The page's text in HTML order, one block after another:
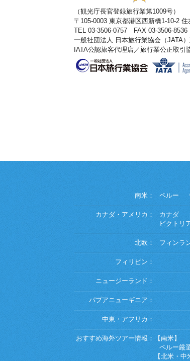
（観光庁長官登録旅行業第1009号）
〒105-0003 東京都港区西新橋1-10-2
TEL 03-3506-0757 FAX 03-3506-8536
一般社団法人 日本旅行業協会（JATA
IATA公認旅客代理店／旅行業公正取引
南米： ペルー
カナダ・アメリカ： カナダ
ビクトリ
北欧： フィンラ
フィリピン：
ニュージーランド：
パプアニューギニア：
中東・アフリカ：
おすすめ海外ツアー情報：
【南米】
ペルー厳
【北米・中